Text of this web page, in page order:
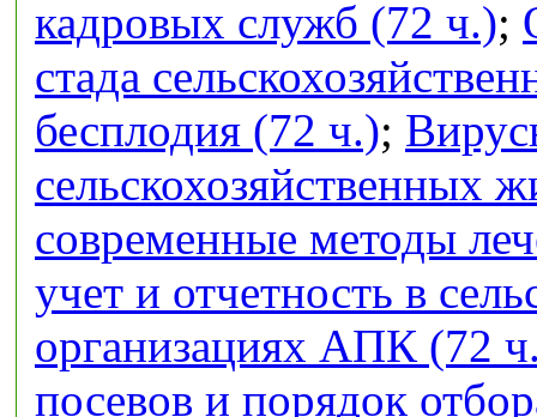
кадровых служб (72 ч.);
стада
бесплодия (72 ч.);
сельскохозяйственных
современные методы
учет и отчетность в
организациях АПК (72
посевов и порядок